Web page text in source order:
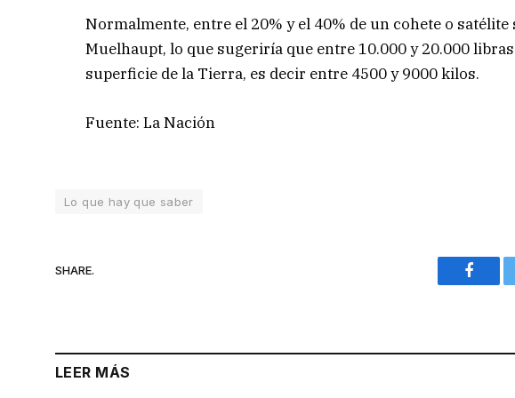
Normalmente, entre el 20% y el 40% de un cohete o
Muelhaupt, lo que sugeriría que entre 10.000 y 20.000
superficie de la Tierra, es decir entre 4500 y 9000 kilos.
Fuente: La Nación
Lo que hay que saber
SHARE.
LEER MÁS